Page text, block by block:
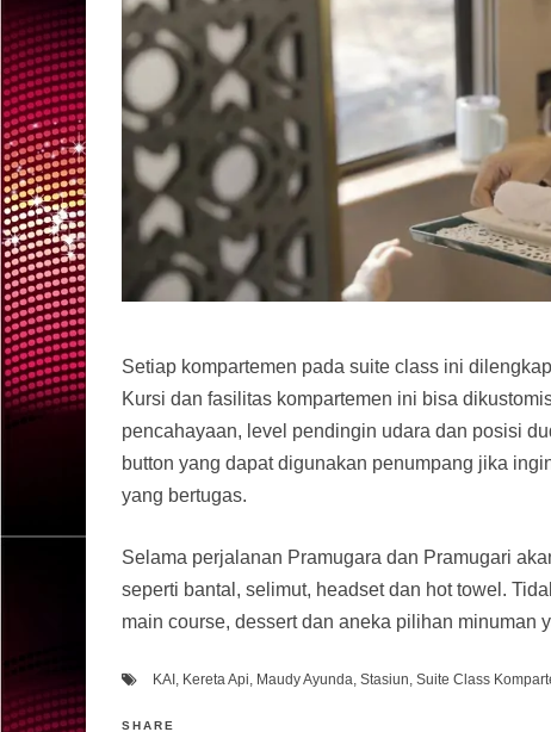
Setiap kompartemen pada suite class ini
Kursi dan fasilitas kompartemen ini bisa
pencahayaan, level pendingin udara dan posisi
button yang dapat digunakan penumpang jika
yang bertugas.
Selama perjalanan Pramugara dan Pramugari
seperti bantal, selimut, headset dan hot towel.
main course, dessert dan aneka pilihan minuman
KAI , Kereta Api, Maudy Ayunda, Stasiun, Suite Class
SHARE